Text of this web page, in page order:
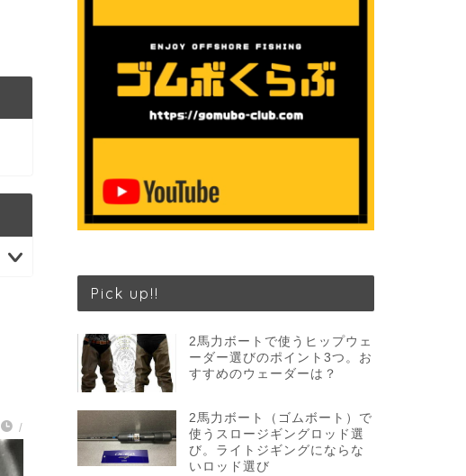
/
Pick up!!
2馬力ボートで使うヒップウェ
ーダー選びのポイント3つ。お
すすめのウェーダーは？
2馬力ボート（ゴムボート）で
使うスロージギングロッド選
び。ライトジギングにならな
いロッド選び